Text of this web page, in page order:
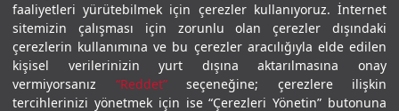
faaliyetleri yürütebilmek için çerezler kullanıyoruz. İnternet
sitemizin çalışması için zorunlu olan çerezler dışındaki
çerezlerin kullanımına ve bu çerezler aracılığıyla elde edilen
kişisel verilerinizin yurt dışına aktarılmasına onay
vermiyorsanız “Reddet”seçeneğine; çerezlere ilişkin
tercihlerinizi yönetmek için ise “Çerezleri Yönetin” butonuna
Gizlilik PolitikasıÇerez Politikası KVKK Aydınlatma MetniŞartlar ve Koşullar
© 2026 Leecooper - Tüm Hakları Saklıdır.